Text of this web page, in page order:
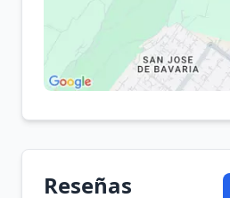
Reseñas